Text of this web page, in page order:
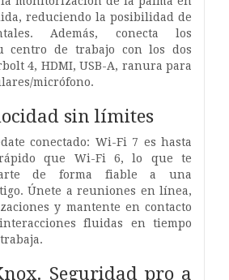
reduciendo la posibilidad de
Además, conecta los
centro de trabajo con los dos
4, HDMI, USB-A, ranura para
micrófono.
sin límites
conectado: Wi-Fi 7 es hasta
que Wi-Fi 6, lo que te
de forma fiable a una
Únete a reuniones en línea,
y mantente en contacto
fluidas en tiempo
Seguridad pro a